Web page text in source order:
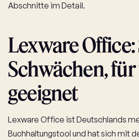
Abschnitte im Detail.
Lexware
Schwächen,
geeignet
Lexware Office ist Deutschlands
Buchhaltungstool und hat sich mit